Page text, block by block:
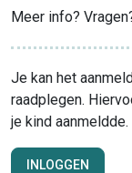
Meer info?
Je kan het
raadplegen.
je kind aanmeldde.
INLOGGEN